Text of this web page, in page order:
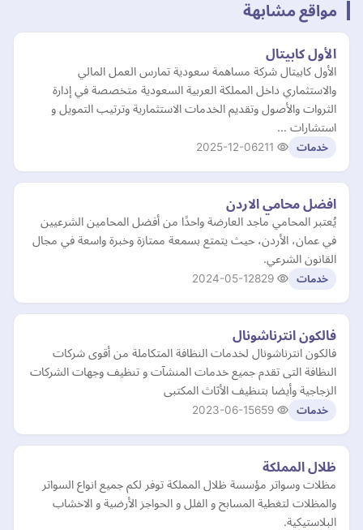
مواقع مشابهة
الأول كابيتال
الأول كابيتال شركة مساهمة سعودية تمارس العمل المالي
والاستثماري داخل المملكة العربية السعودية متخصصة في إدارة
الثروات والأصول وتقديم الخدمات الاستثمارية وترتيب التمويل و
استشارات …
خدمات 2025-12-06
افضل محامي الاردن
يُعتبر المحامي ماجد العارضة واحدًا من أفضل المحامين الشرعيين
في عمان، الأردن، حيث يتمتع بسمعة ممتازة وخبرة واسعة في مجال
القانون الشرعي.
خدمات 2024-05-12
فالكون انترناشونال
فالكون انترناشونال لخدمات النظافة المتكاملة من أقوى شركات
النظافة التى تقدم جميع خدمات المنشآت و تنظيف وجهات الشركات
الزجاجية وأيضا بتنظيف الأثاث المكتبى
خدمات 2023-06-15
ظلال المملكة
مظلات وسواتر مؤسسة ظلال المملكة توفر لكم جميع انواع السواتر
والمظلات لتغطية المسابح و الفلل و الحواجز الأرضية و الاخشاب
البلاستيكية.